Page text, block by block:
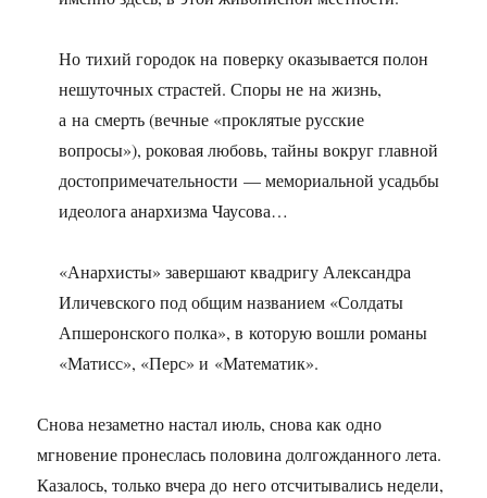
Но тихий городок на поверку оказывается полон
нешуточных страстей. Споры не на жизнь,
а на смерть (вечные «проклятые русские
вопросы»), роковая любовь, тайны вокруг главной
достопримечательности — мемориальной усадьбы
идеолога анархизма Чаусова…
«Анархисты» завершают квадригу Александра
Иличевского под общим названием «Солдаты
Апшеронского полка», в которую вошли романы
«Матисс», «Перс» и «Математик».
Снова незаметно настал июль, снова как одно
мгновение пронеслась половина долгожданного лета.
Казалось, только вчера до него отсчитывались недели,